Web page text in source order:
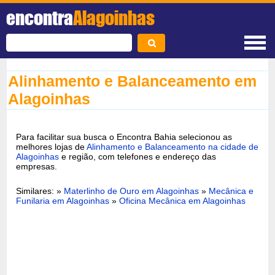
encontraAlagoinhas
Alinhamento e Balanceamento em
Alagoinhas
Para facilitar sua busca o Encontra Bahia selecionou as
melhores lojas deAlinhamento e Balanceamento na cidade de
Alagoinhas e região, com telefones e endereço das
empresas.
Similares: » Materlinho de Ouro em Alagoinhas» Mecânica e
Funilaria em Alagoinhas »Oficina Mecânica em Alagoinhas